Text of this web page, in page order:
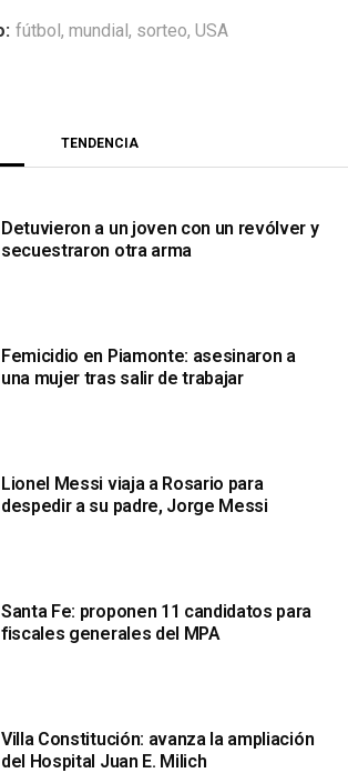
fútbol, mundial, sorteo, USA
TENDENCIA
Detuvieron a un joven con un revólver y
secuestraron otra arma
Femicidio en Piamonte: asesinaron a
una mujer tras salir de trabajar
Lionel Messi viaja a Rosario para
despedir a su padre, Jorge Messi
Santa Fe: proponen 11 candidatos para
fiscales generales del MPA
Villa Constitución: avanza la ampliación
del Hospital Juan E. Milich